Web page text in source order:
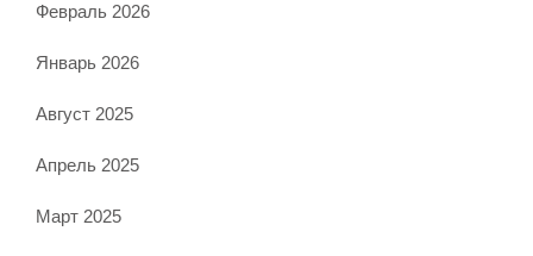
Февраль 2026
Январь 2026
Август 2025
Апрель 2025
Март 2025